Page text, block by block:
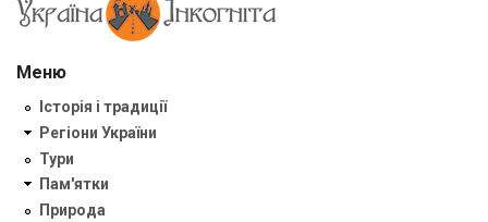
Меню
Історія і традиції
Регіони України
Тури
Пам'ятки
Природа